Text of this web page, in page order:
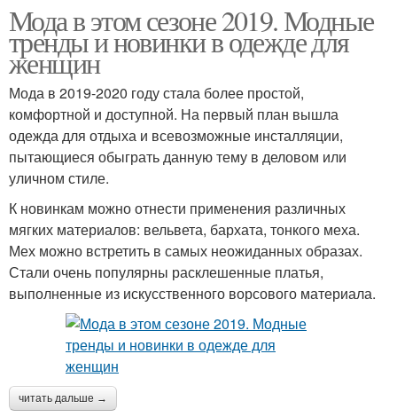
Мода в этом сезоне 2019. Модные
тренды и новинки в одежде для
женщин
Мода в 2019-2020 году стала более простой,
комфортной и доступной. На первый план вышла
одежда для отдыха и всевозможные инсталляции,
пытающиеся обыграть данную тему в деловом или
уличном стиле.
К новинкам можно отнести применения различных
мягких материалов: вельвета, бархата, тонкого меха.
Мех можно встретить в самых неожиданных образах.
Стали очень популярны расклешенные платья,
выполненные из искусственного ворсового материала.
читать дальше →